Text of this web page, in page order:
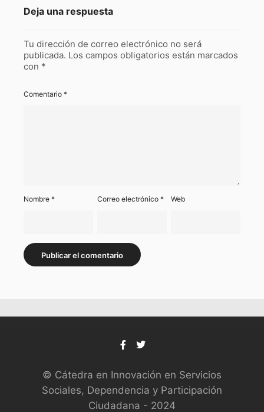
Deja una respuesta
Tu dirección de correo electrónico no será
publicada. Los campos obligatorios están marcados
con *
Comentario *
Nombre * Correo electrónico* Web
© Cátedra en Innovación en Servicios
Sociales, Dependencia y Participación
Ciudadana - 2024